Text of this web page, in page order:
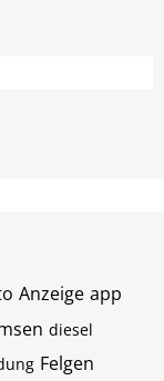
Anzeige app
diesel
Felgen